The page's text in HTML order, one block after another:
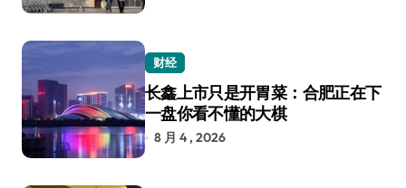
财经
长鑫上市只是开胃菜：合肥正在下
一盘你看不懂的大棋
8 月 4 , 2026